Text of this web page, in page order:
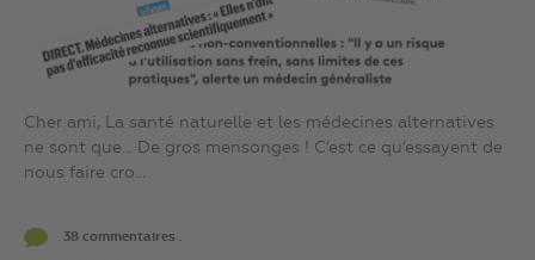
Cher ami, La santé naturelle et les médecines alternatives
ne sont que… De gros mensonges ! C’est ce qu’essayent de
nous faire cro...
38 commentaires .